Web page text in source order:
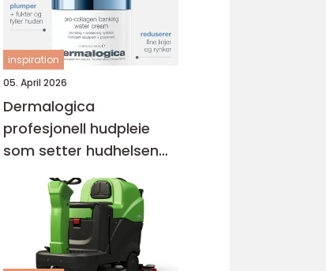
inspiration
05. April 2026
Dermalogica
profesjonell hudpleie
som setter hudhelsen